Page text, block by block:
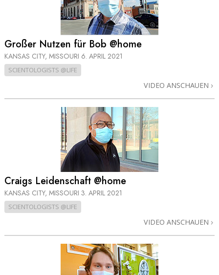
Großer Nutzen für Bob @home
KANSAS CITY, MISSOURI 6. APRIL 2021
SCIENTOLOGISTS @LIFE
VIDEO ANSCHAUEN
Craigs Leidenschaft @home
KANSAS CITY, MISSOURI 3. APRIL 2021
SCIENTOLOGISTS @LIFE
VIDEO ANSCHAUEN